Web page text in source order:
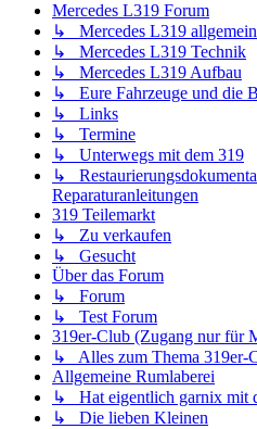
Mercedes L319 Forum
↳ Mercedes L319 allgemein
↳ Mercedes L319 Technik
↳ Mercedes L319 Aufbau
↳ Eure Fahrzeuge und die
↳ Links
↳ Termine
↳ Unterwegs mit dem 319
↳
Reparaturanleitungen
319 Teilemarkt
↳ Zu verkaufen
↳ Gesucht
Über das Forum
↳ Forum
↳ Test Forum
319er-Club (Zugang nur für
↳ Alles zum Thema 319er-
Allgemeine Rumlaberei
↳ Hat eigentlich garnix mit
↳ Die lieben Kleinen